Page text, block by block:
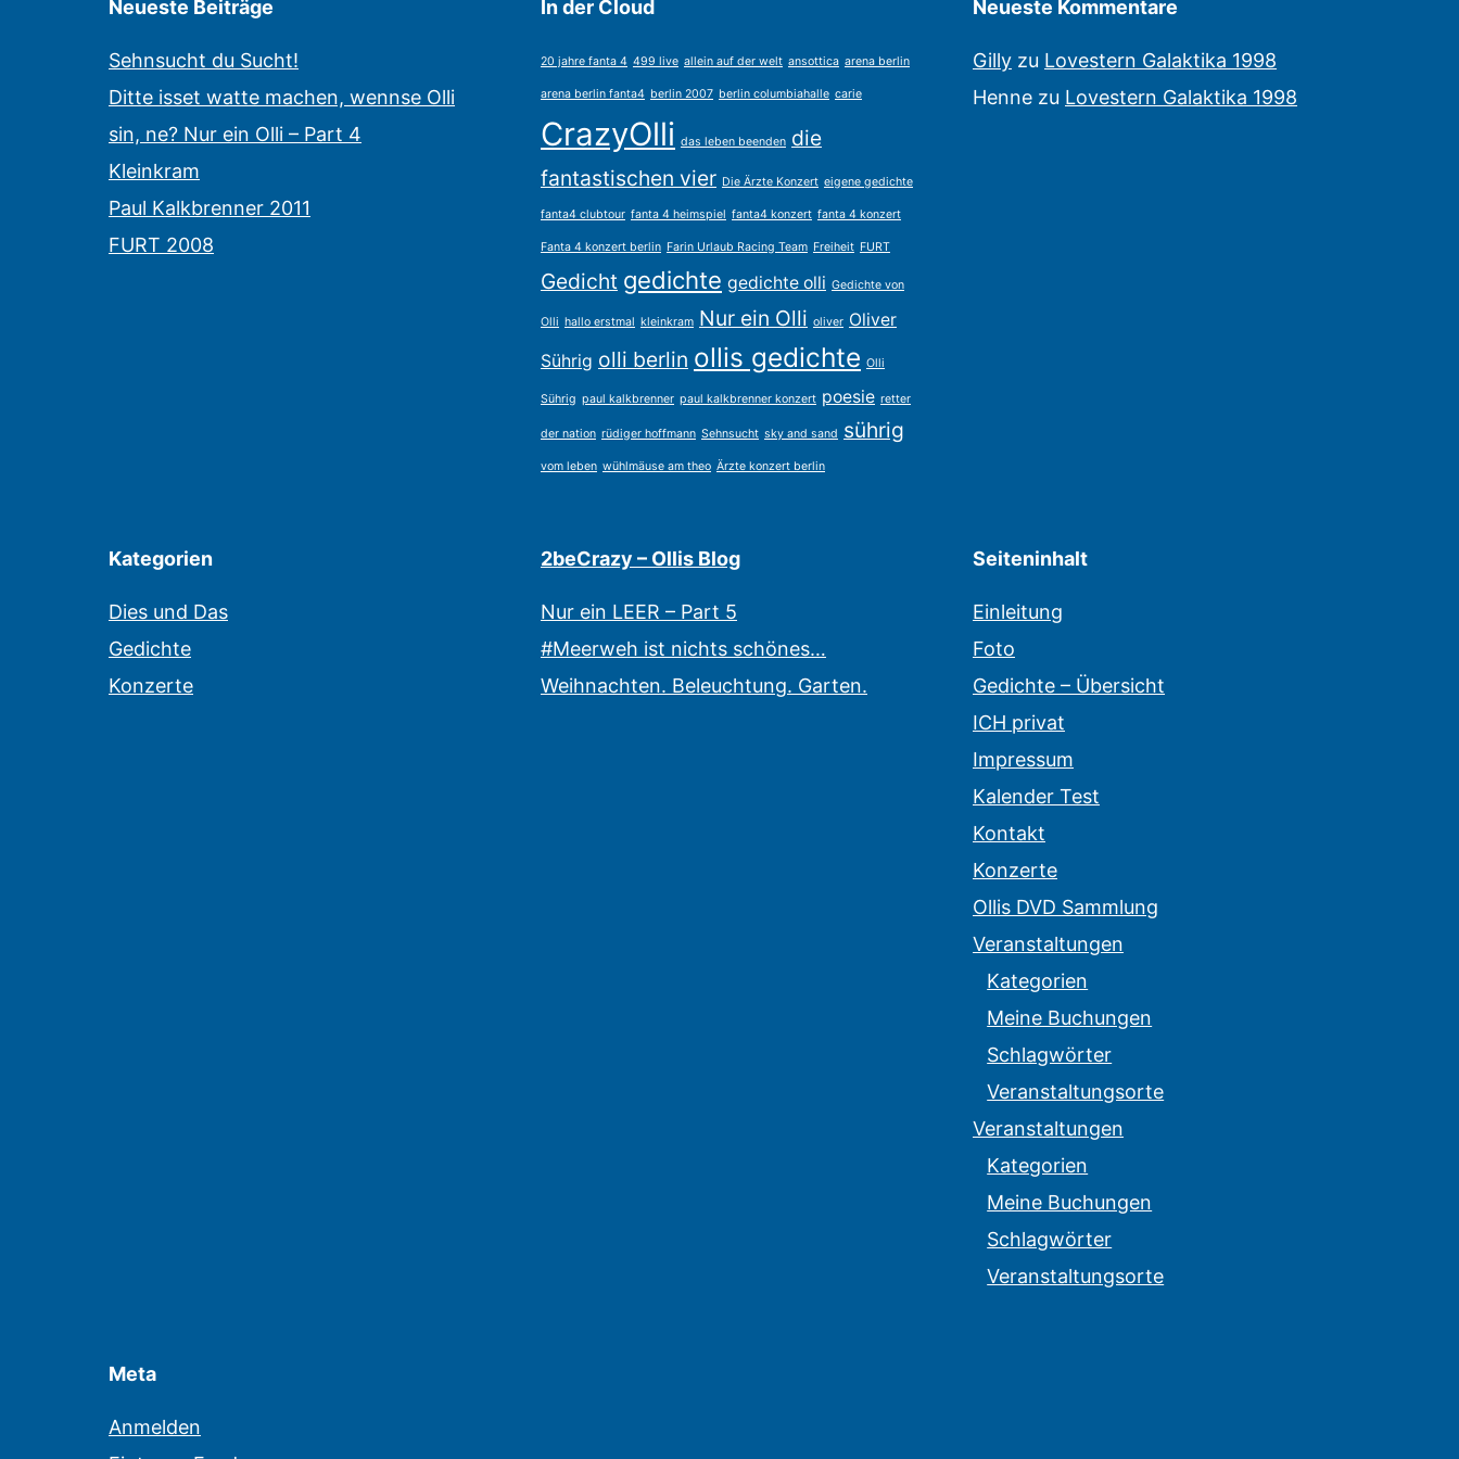
Neueste Beiträge
Sehnsucht du Sucht!
Ditte isset watte machen, wennse Olli
sin, ne? Nur ein Olli – Part 4
Kleinkram
Paul Kalkbrenner 2011
FURT 2008
In der Cloud
20 jahre fanta 4 499 live allein auf der welt ansottica arena berlin
arena berlin fanta4 berlin 2007 berlin columbiahalle carie
CrazyOlli das leben beenden die
fantastischen vier Die Ärzte Konzert eigene gedichte
fanta4 clubtour fanta 4 heimspiel fanta4 konzert fanta 4 konzert
Fanta 4 konzert berlin Farin Urlaub Racing Team Freiheit FURT
Gedicht gedichte gedichte olli Gedichte von
Olli hallo erstmal kleinkram Nur ein Olli oliver Oliver
Sührig olli berlin ollis gedichte Olli
Sührig paul kalkbrenner paul kalkbrenner konzert poesie retter
der nation rüdiger hoffmann Sehnsucht sky and sand sührig
vom leben wühlmäuse am theo Ärzte konzert berlin
Neueste Kommentare
Gilly zu Lovestern Galaktika 1998
Henne zu Lovestern Galaktika 1998
Kategorien
Dies und Das
Gedichte
Konzerte
2beCrazy – Ollis Blog
Nur ein LEER – Part 5
#Meerweh ist nichts schönes…
Weihnachten. Beleuchtung. Garten.
Seiteninhalt
Einleitung
Foto
Gedichte – Übersicht
ICH privat
Impressum
Kalender Test
Kontakt
Konzerte
Ollis DVD Sammlung
Veranstaltungen
Kategorien
Meine Buchungen
Schlagwörter
Veranstaltungsorte
Veranstaltungen
Kategorien
Meine Buchungen
Schlagwörter
Veranstaltungsorte
Meta
Anmelden